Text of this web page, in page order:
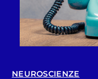
NEUROSCIENZE